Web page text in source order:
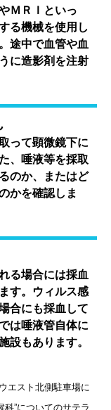
ＭＲＩといっ
る機械を使用し
途中で血管や血
に造影剤を注射
って顕微鏡下に
、唾液等を採取
のか、またはど
かを確認しま
る場合には採血
す。ウィルス感
合にも採血して
は唾液管自体に
設もあります。
エスト北側駐車場に
”についてのサテラ